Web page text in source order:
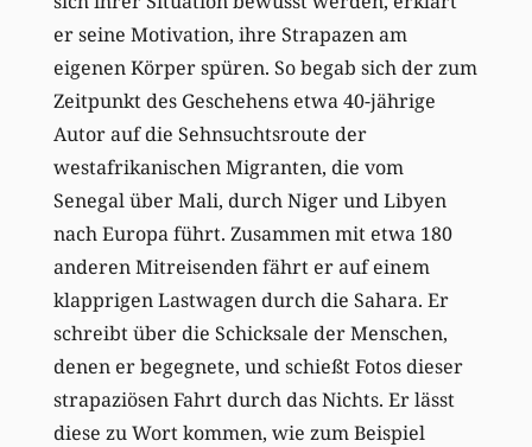
er seine Motivation, ihre Strapazen am
eigenen Körper spüren. So begab sich der zum
Zeitpunkt des Geschehens etwa 40-jährige
Autor auf die Sehnsuchtsroute der
westafrikanischen Migranten, die vom
Senegal über Mali, durch Niger und Libyen
nach Europa führt. Zusammen mit etwa 180
anderen Mitreisenden fährt er auf einem
klapprigen Lastwagen durch die Sahara. Er
schreibt über die Schicksale der Menschen,
denen er begegnete, und schießt Fotos dieser
strapaziösen Fahrt durch das Nichts. Er lässt
diese zu Wort kommen, wie zum Beispiel